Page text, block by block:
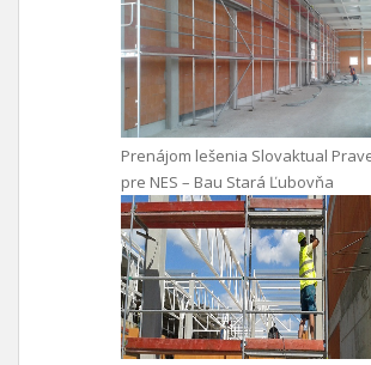
Prenájom lešenia Slovaktual
pre NES – Bau Stará Ľubovňa